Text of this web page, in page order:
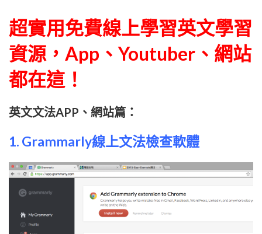
超實用免費線上學習英文學習
資源，App、Youtuber、網站
都在這！
英文文法APP、網站篇：
1. Grammarly線上文法檢查軟體